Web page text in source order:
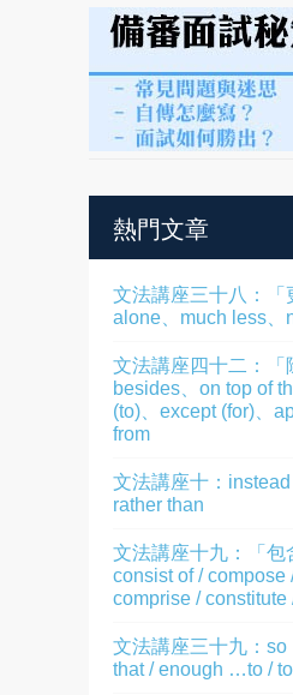
熱門文章
文法講座三十八：「
alone、much less、
文法講座四十二：「
besides、on top of
(to)、except (for)、
from
文法講座十：instead
rather than
文法講座十九：「包
consist of / compose
comprise / constitute
文法講座三十九：
that / enough …to /